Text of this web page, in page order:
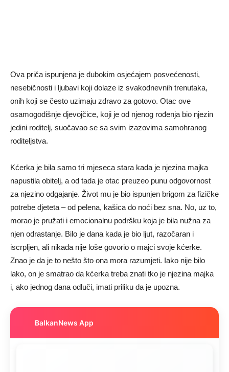
Ova priča ispunjena je dubokim osjećajem posvećenosti,
nesebičnosti i ljubavi koji dolaze iz svakodnevnih trenutaka,
onih koji se često uzimaju zdravo za gotovo. Otac ove
osamogodišnje djevojčice, koji je od njenog rođenja bio njezin
jedini roditelj, suočavao se sa svim izazovima samohranog
roditeljstva.
Kćerka je bila samo tri mjeseca stara kada je njezina majka
napustila obitelj, a od tada je otac preuzeo punu odgovornost
za njezino odgajanje. Život mu je bio ispunjen brigom za fizičke
potrebe djeteta – od pelena, kašica do noći bez sna. No, uz to,
morao je pružati i emocionalnu podršku koja je bila nužna za
njen odrastanje. Bilo je dana kada je bio ljut, razočaran i
iscrpljen, ali nikada nije loše govorio o majci svoje kćerke.
Znao je da je to nešto što ona mora razumjeti. Iako nije bilo
lako, on je smatrao da kćerka treba znati tko je njezina majka
i, ako jednog dana odluči, imati priliku da je upozna.
BalkanNews App